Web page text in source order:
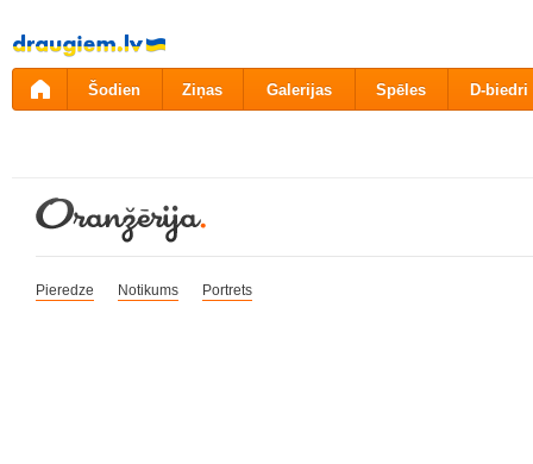
Pāriet
uz
saturu
Šodien Ziņas Galerijas Spēles D-biedri
Pieredze Notikums Portrets